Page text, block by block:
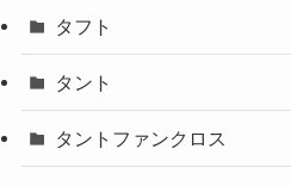
タフト
タント
タントファンクロス